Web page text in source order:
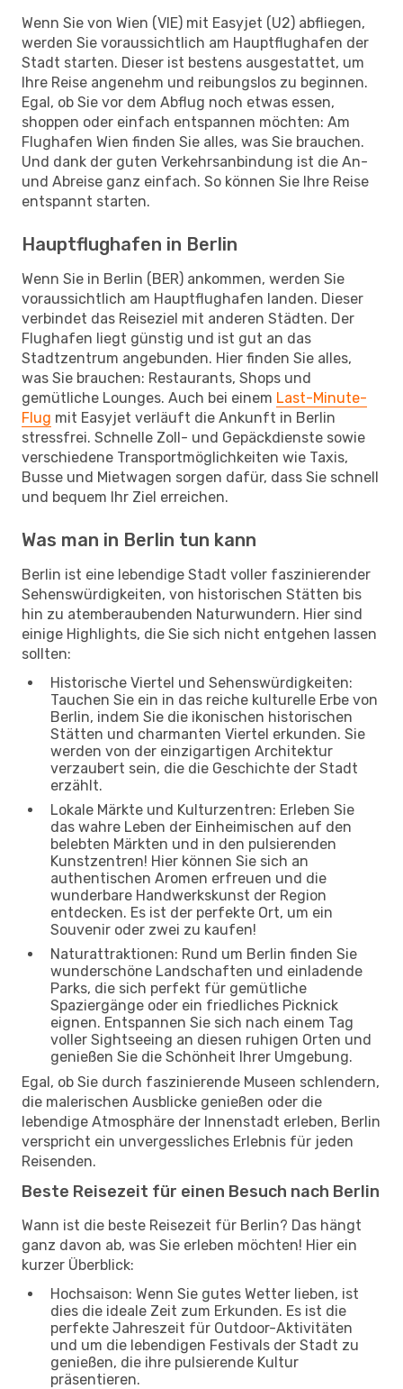
Wenn Sie von Wien (VIE) mit Easyjet (U2) abfliegen,
werden Sie voraussichtlich am Hauptflughafen der
Stadt starten. Dieser ist bestens ausgestattet, um
Ihre Reise angenehm und reibungslos zu beginnen.
Egal, ob Sie vor dem Abflug noch etwas essen,
shoppen oder einfach entspannen möchten: Am
Flughafen Wien finden Sie alles, was Sie brauchen.
Und dank der guten Verkehrsanbindung ist die An-
und Abreise ganz einfach. So können Sie Ihre Reise
entspannt starten.
Hauptflughafen in Berlin
Wenn Sie in Berlin (BER) ankommen, werden Sie
voraussichtlich am Hauptflughafen landen. Dieser
verbindet das Reiseziel mit anderen Städten. Der
Flughafen liegt günstig und ist gut an das
Stadtzentrum angebunden. Hier finden Sie alles,
was Sie brauchen: Restaurants, Shops und
gemütliche Lounges. Auch bei einem Last-Minute-
Flug mit Easyjet verläuft die Ankunft in Berlin
stressfrei. Schnelle Zoll- und Gepäckdienste sowie
verschiedene Transportmöglichkeiten wie Taxis,
Busse und Mietwagen sorgen dafür, dass Sie schnell
und bequem Ihr Ziel erreichen.
Was man in Berlin tun kann
Berlin ist eine lebendige Stadt voller faszinierender
Sehenswürdigkeiten, von historischen Stätten bis
hin zu atemberaubenden Naturwundern. Hier sind
einige Highlights, die Sie sich nicht entgehen lassen
sollten:
Historische Viertel und Sehenswürdigkeiten:
Tauchen Sie ein in das reiche kulturelle Erbe von
Berlin, indem Sie die ikonischen historischen
Stätten und charmanten Viertel erkunden. Sie
werden von der einzigartigen Architektur
verzaubert sein, die die Geschichte der Stadt
erzählt.
Lokale Märkte und Kulturzentren: Erleben Sie
das wahre Leben der Einheimischen auf den
belebten Märkten und in den pulsierenden
Kunstzentren! Hier können Sie sich an
authentischen Aromen erfreuen und die
wunderbare Handwerkskunst der Region
entdecken. Es ist der perfekte Ort, um ein
Souvenir oder zwei zu kaufen!
Naturattraktionen: Rund um Berlin finden Sie
wunderschöne Landschaften und einladende
Parks, die sich perfekt für gemütliche
Spaziergänge oder ein friedliches Picknick
eignen. Entspannen Sie sich nach einem Tag
voller Sightseeing an diesen ruhigen Orten und
genießen Sie die Schönheit Ihrer Umgebung.
Egal, ob Sie durch faszinierende Museen schlendern,
die malerischen Ausblicke genießen oder die
lebendige Atmosphäre der Innenstadt erleben, Berlin
verspricht ein unvergessliches Erlebnis für jeden
Reisenden.
Beste Reisezeit für einen Besuch nach Berlin
Wann ist die beste Reisezeit für Berlin? Das hängt
ganz davon ab, was Sie erleben möchten! Hier ein
kurzer Überblick:
Hochsaison: Wenn Sie gutes Wetter lieben, ist
dies die ideale Zeit zum Erkunden. Es ist die
perfekte Jahreszeit für Outdoor-Aktivitäten
und um die lebendigen Festivals der Stadt zu
genießen, die ihre pulsierende Kultur
präsentieren.